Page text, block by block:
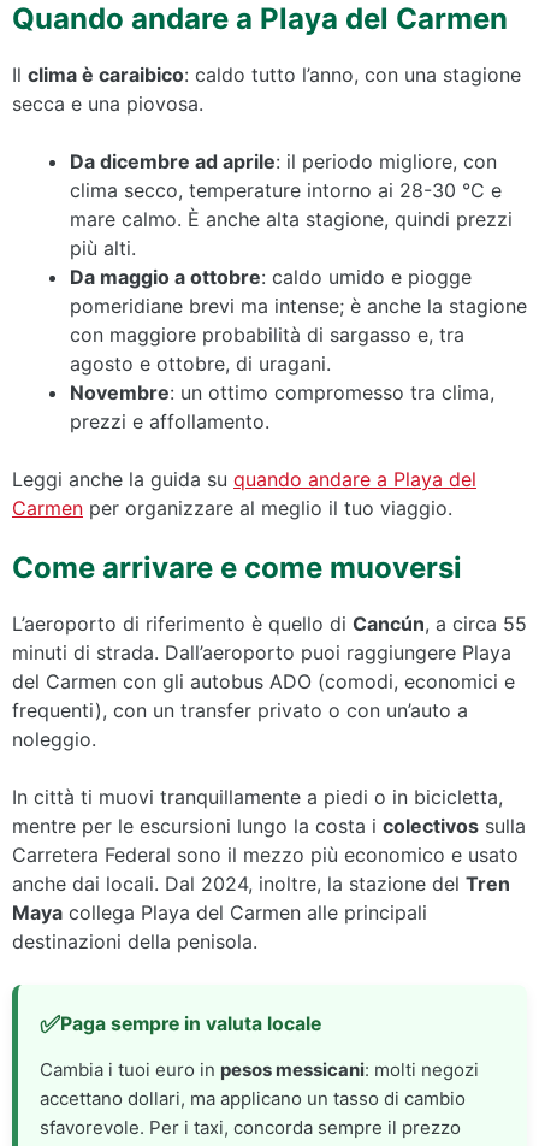
Quando andare a Playa del Carmen
Il clima è caraibico: caldo tutto l’anno, con una stagione
secca e una piovosa.
Da dicembre ad aprile: il periodo migliore, con
clima secco, temperature intorno ai 28-30 °C e
mare calmo. È anche alta stagione, quindi prezzi
più alti.
Da maggio a ottobre: caldo umido e piogge
pomeridiane brevi ma intense; è anche la stagione
con maggiore probabilità di sargasso e, tra
agosto e ottobre, di uragani.
Novembre: un ottimo compromesso tra clima,
prezzi e affollamento.
Leggi anche la guida su quando andare a Playa del
Carmen per organizzare al meglio il tuo viaggio.
Come arrivare e come muoversi
L’aeroporto di riferimento è quello di Cancún, a circa 55
minuti di strada. Dall’aeroporto puoi raggiungere Playa
del Carmen con gli autobus ADO (comodi, economici e
frequenti), con un transfer privato o con un’auto a
noleggio.
In città ti muovi tranquillamente a piedi o in bicicletta,
mentre per le escursioni lungo la costa i colectivos sulla
Carretera Federal sono il mezzo più economico e usato
anche dai locali. Dal 2024, inoltre, la stazione del Tren
Maya collega Playa del Carmen alle principali
destinazioni della penisola.
Paga sempre in valuta locale
Cambia i tuoi euro in pesos messicani: molti negozi
accettano dollari, ma applicano un tasso di cambio
sfavorevole. Per i taxi, concorda sempre il prezzo